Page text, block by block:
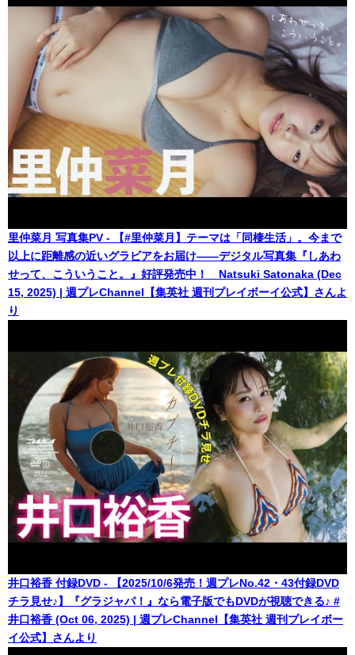
里仲菜月 写真集PV - 【#里仲菜月】テーマは「同棲生活」。今まで
以上に距離感の近いグラビアをお届け――デジタル写真集『しあわ
せって、こういうこと。』好評発売中！ Natsuki Satonaka (Dec
15, 2025) | 週プレChannel【集英社 週刊プレイボーイ公式】さんよ
り
井口裕香 付録DVD - 【2025/10/6発売！週プレNo.42・43付録DVD
チラ見せ♪】『グラジャパ！』なら電子版でもDVDが視聴できる♪ #
井口裕香 (Oct 06, 2025) | 週プレChannel【集英社 週刊プレイボー
イ公式】さんより